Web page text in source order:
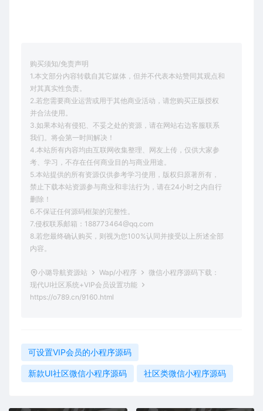
购买须知/免责声明
1.本文部分内容转载自其它媒体，但并不代表本站赞同其观点和
对其真实性负责。
2.若您需要商业运营或用于其他商业活动，请您购买正版授权
并合法使用。
3.如果本站有侵犯、不妥之处的资源，请在网站右边客服联系
我们。将会第一时间解决！
4.本站所有内容均由互联网收集整理、网友上传，仅供大家参
考、学习，不存在任何商业目的与商业用途。
5.本站提供的所有资源仅供参考学习使用，版权归原著所有，
禁止下载本站资源参与商业和非法行为，请在24小时之内自行
删除！
6.不保证任何源码框架的完整性。
7.侵权联系邮箱：188773464@qq.com
8.若您最终确认购买，则视为您100%认同并接受以上所述全部
内容。
小璐导航资源站 Wap/小程序
微信小程序源码下载：
现代UI社区系统+VIP会员设置功能
https://o789.cn/9160.html
可设置VIP会员的小程序源码
新款UI社区微信小程序源码 社区类微信小程序源码